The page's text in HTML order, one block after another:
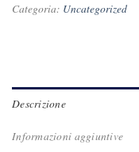
Categoria: Uncategorized
Descrizione
Informazioni aggiuntive